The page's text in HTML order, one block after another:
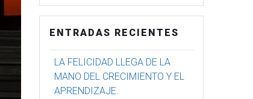
ENTRADAS RECIENTES
LA FELICIDAD LLEGA DE LA
MANO DEL CRECIMIENTO Y EL
APRENDIZAJE.